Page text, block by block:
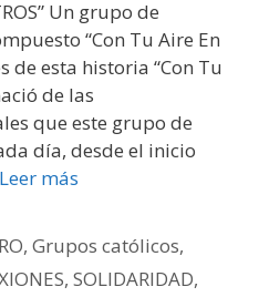
Un grupo de
“Con Tu Aire En
de esta historia “Con Tu
de las
que este grupo de
día, desde el inicio
Leer más
,Grupos católicos,
, SOLIDARIDAD,